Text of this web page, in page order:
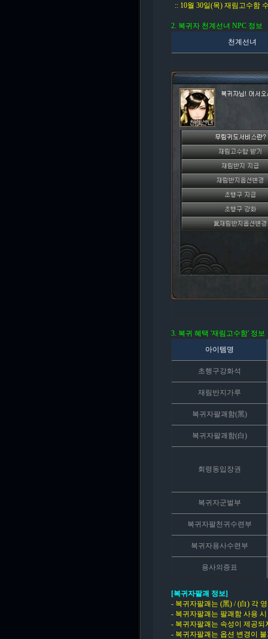
:: 10월 30일(목) 재림고수함
2. 복귀자 천계선녀 NPC 정보
천계선녀
3. 복귀 혜택 '재림고수함' 정보
아이템명
초행구강화석
재림반지가루
복귀자팔괘함(黑)
복귀자팔괘함(白)
회령동입장권
복귀자군벌부
복귀자팔천귀수련부
복귀자용사수련부
용사의증표
[복귀자팔괘 정보]
- 복귀자팔괘는 (黑) / (白) 각
- 복귀자팔괘는 팔괘함 사용
- 복귀자팔괘는 속성이 제공되
- 복귀자팔괘는 옵션 변경이